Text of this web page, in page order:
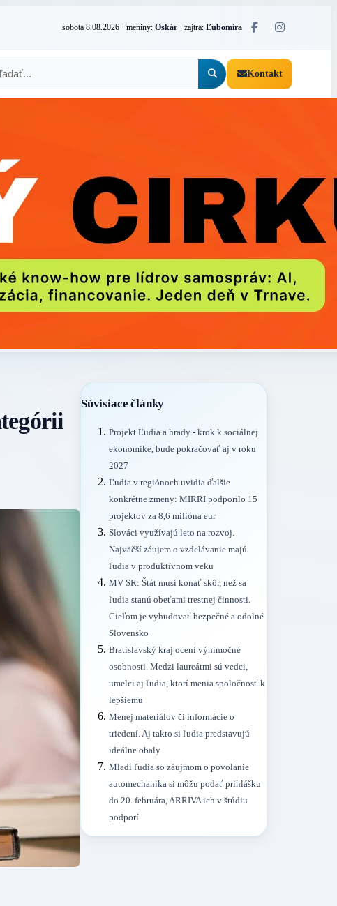
sobota 8.08.2026 · meniny: Oskár · zajtra: Ľubomíra
Kontakt
Súvisiace články
Projekt Ľudia a hrady - krok k sociálnej
ekonomike, bude pokračovať aj v roku
2027
Ľudia v regiónoch uvidia ďalšie
konkrétne zmeny: MIRRI podporilo 15
projektov za 8,6 milióna eur
Slováci využívajú leto na rozvoj.
Najväčší záujem o vzdelávanie majú
ľudia v produktívnom veku
MV SR: Štát musí konať skôr, než sa
ľudia stanú obeťami trestnej činnosti.
Cieľom je vybudovať bezpečné a odolné
Slovensko
Bratislavský kraj ocení výnimočné
osobnosti. Medzi laureátmi sú vedci,
umelci aj ľudia, ktorí menia spoločnosť k
lepšiemu
Menej materiálov či informácie o
triedení. Aj takto si ľudia predstavujú
ideálne obaly
Mladí ľudia so záujmom o povolanie
automechanika si môžu podať prihlášku
do 20. februára, ARRIVA ich v štúdiu
podporí